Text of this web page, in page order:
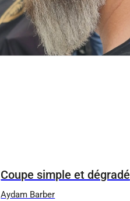
Coupe simple et dégradé
Aydam Barber